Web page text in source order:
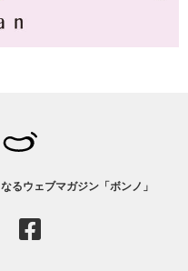
るウェブマガジン「ボンノ」